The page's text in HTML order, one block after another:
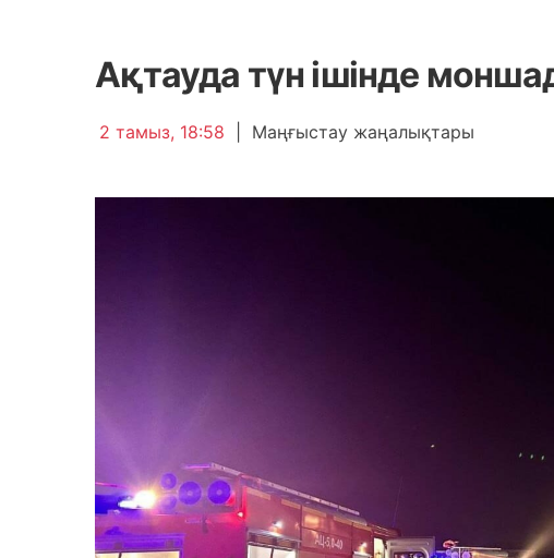
Ақтауда түн ішінде
2 тамыз, 18:58 Маңғыстау жаңалықтары